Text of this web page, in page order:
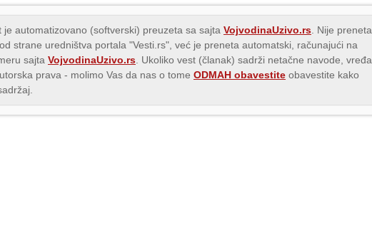
je automatizovano (softverski) preuzeta sa sajta VojvodinaUzivo.rs . Nije preneta
strane uredništva portala "Vesti.rs", već je preneta automatski, računajući na
sajta VojvodinaUzivo.rs . Ukoliko vest (članak) sadrži netačne navode, vređa
prava - molimo Vas da nas o tome ODMAH obavestite obavestite kako